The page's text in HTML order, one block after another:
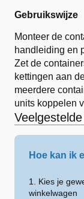
Gebruikswijze
Monteer de
handleiding en
Zet de
kettingen aan
meerdere
units koppelen
Hoe kan ik
1. Kies je
winkelwagen